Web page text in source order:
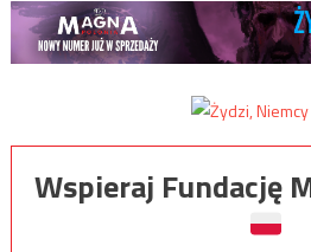
Wspieraj Fundację